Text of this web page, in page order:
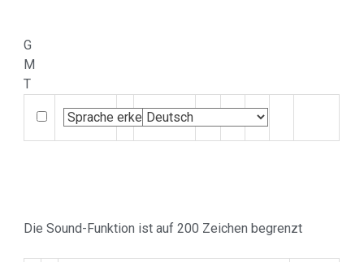
G
M
T
Die Sound-Funktion ist auf 200 Zeichen begrenzt